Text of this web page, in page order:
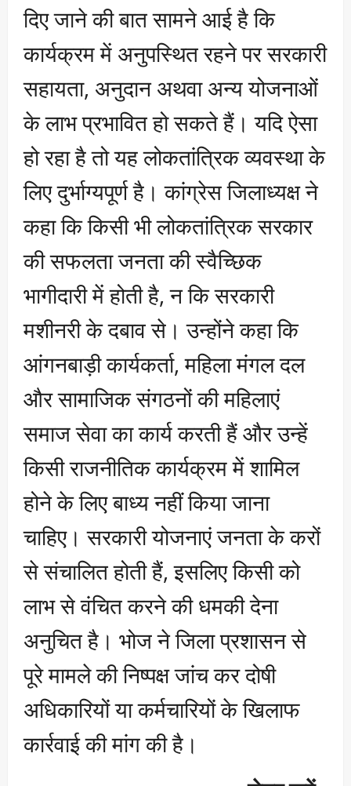
दिए जाने की बात सामने आई है कि
कार्यक्रम में अनुपस्थित रहने पर सरकारी
सहायता, अनुदान अथवा अन्य योजनाओं
के लाभ प्रभावित हो सकते हैं। यदि ऐसा
हो रहा है तो यह लोकतांत्रिक व्यवस्था के
लिए दुर्भाग्यपूर्ण है। कांग्रेस जिलाध्यक्ष ने
कहा कि किसी भी लोकतांत्रिक सरकार
की सफलता जनता की स्वैच्छिक
भागीदारी में होती है, न कि सरकारी
मशीनरी के दबाव से। उन्होंने कहा कि
आंगनबाड़ी कार्यकर्ता, महिला मंगल दल
और सामाजिक संगठनों की महिलाएं
समाज सेवा का कार्य करती हैं और उन्हें
किसी राजनीतिक कार्यक्रम में शामिल
होने के लिए बाध्य नहीं किया जाना
चाहिए। सरकारी योजनाएं जनता के करों
से संचालित होती हैं, इसलिए किसी को
लाभ से वंचित करने की धमकी देना
अनुचित है। भोज ने जिला प्रशासन से
पूरे मामले की निष्पक्ष जांच कर दोषी
अधिकारियों या कर्मचारियों के खिलाफ
कार्रवाई की मांग की है।